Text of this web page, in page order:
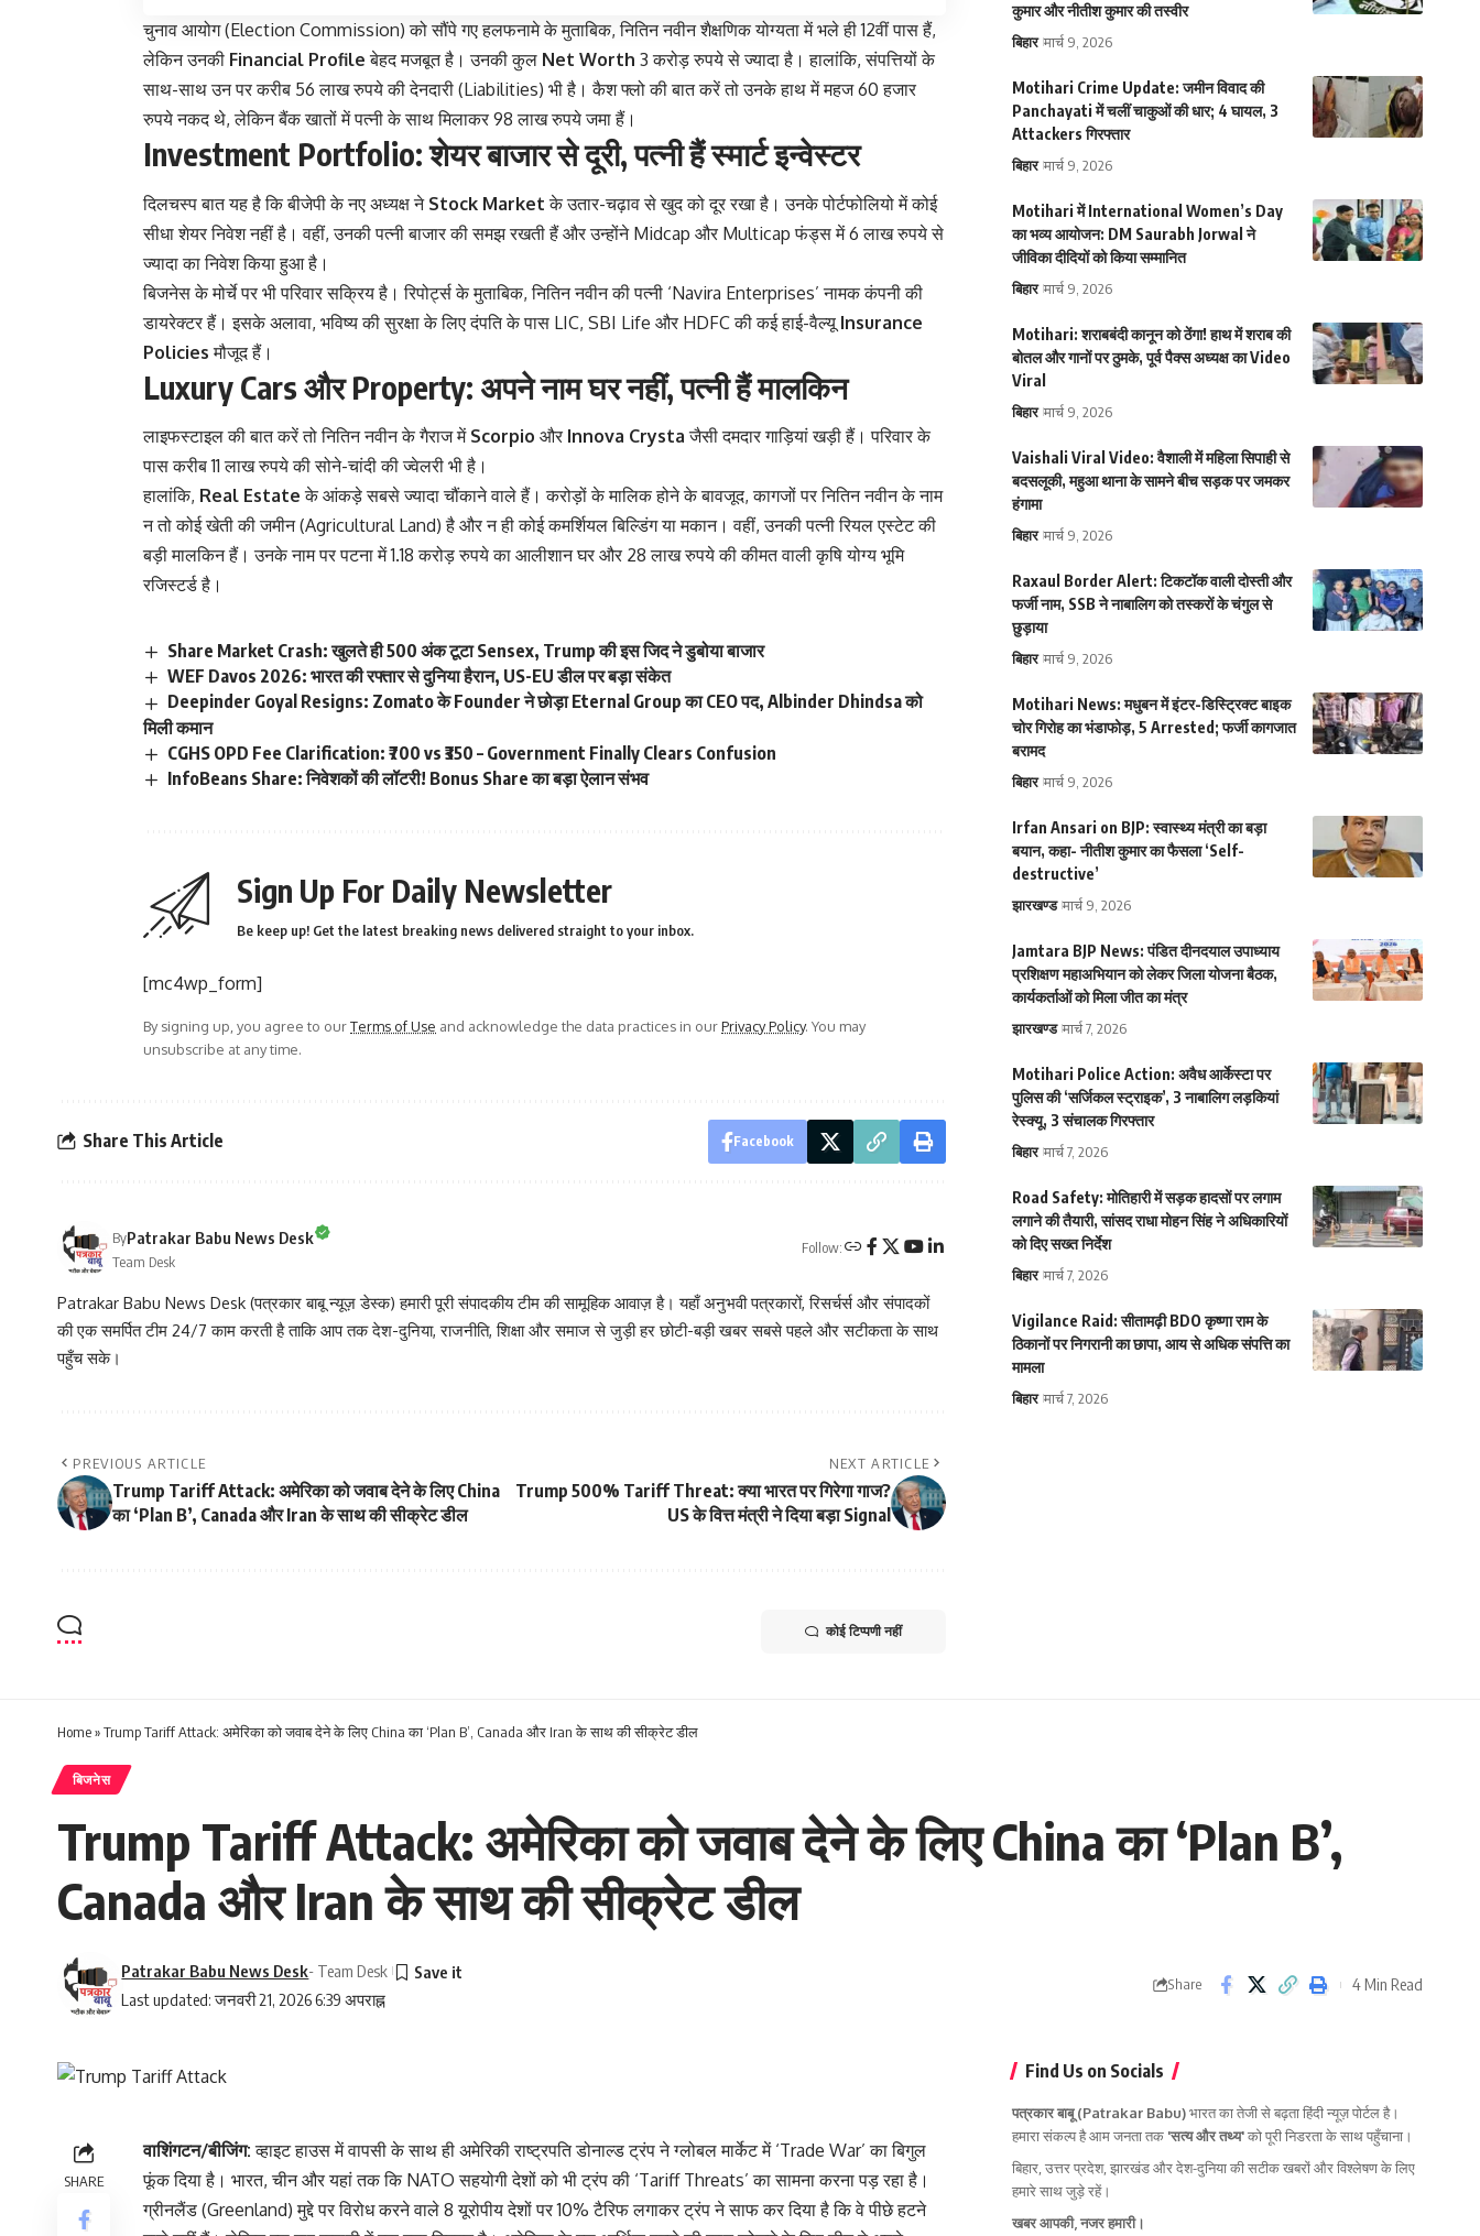
चुनाव आयोग (Election Commission) को सौंपे गए हलफनामे के मुताबिक, नितिन नवीन शैक्षणिक योग्यता में भले ही 12वीं पास हैं,
लेकिन उनकी Financial Profile बेहद मजबूत है। उनकी कुल Net Worth 3 करोड़ रुपये से ज्यादा है। हालांकि, संपत्तियों के
साथ-साथ उन पर करीब 56 लाख रुपये की देनदारी (Liabilities) भी है। कैश फ्लो की बात करें तो उनके हाथ में महज 60 हजार
रुपये नकद थे, लेकिन बैंक खातों में पत्नी के साथ मिलाकर 98 लाख रुपये जमा हैं।
Investment Portfolio: शेयर बाजार से दूरी, पत्नी हैं स्मार्ट इन्वेस्टर
दिलचस्प बात यह है कि बीजेपी के नए अध्यक्ष ने Stock Market के उतार-चढ़ाव से खुद को दूर रखा है। उनके पोर्टफोलियो में कोई
सीधा शेयर निवेश नहीं है। वहीं, उनकी पत्नी बाजार की समझ रखती हैं और उन्होंने Midcap और Multicap फंड्स में 6 लाख रुपये से
ज्यादा का निवेश किया हुआ है।
बिजनेस के मोर्चे पर भी परिवार सक्रिय है। रिपोर्ट्स के मुताबिक, नितिन नवीन की पत्नी ‘Navira Enterprises’ नामक कंपनी की
डायरेक्टर हैं। इसके अलावा, भविष्य की सुरक्षा के लिए दंपति के पास LIC, SBI Life और HDFC की कई हाई-वैल्यू Insurance
Policies मौजूद हैं।
Luxury Cars और Property: अपने नाम घर नहीं, पत्नी हैं मालकिन
लाइफस्टाइल की बात करें तो नितिन नवीन के गैराज में Scorpio और Innova Crysta जैसी दमदार गाड़ियां खड़ी हैं। परिवार के
पास करीब 11 लाख रुपये की सोने-चांदी की ज्वेलरी भी है।
हालांकि, Real Estate के आंकड़े सबसे ज्यादा चौंकाने वाले हैं। करोड़ों के मालिक होने के बावजूद, कागजों पर नितिन नवीन के नाम
न तो कोई खेती की जमीन (Agricultural Land) है और न ही कोई कमर्शियल बिल्डिंग या मकान। वहीं, उनकी पत्नी रियल एस्टेट की
बड़ी मालकिन हैं। उनके नाम पर पटना में 1.18 करोड़ रुपये का आलीशान घर और 28 लाख रुपये की कीमत वाली कृषि योग्य भूमि
रजिस्टर्ड है।
Share Market Crash: खुलते ही 500 अंक टूटा Sensex, Trump की इस जिद ने डुबोया बाजार
WEF Davos 2026: भारत की रफ्तार से दुनिया हैरान, US-EU डील पर बड़ा संकेत
Deepinder Goyal Resigns: Zomato के Founder ने छोड़ा Eternal Group का CEO पद, Albinder Dhindsa को
मिली कमान
CGHS OPD Fee Clarification: ₹700 vs ₹350 – Government Finally Clears Confusion
InfoBeans Share: निवेशकों की लॉटरी! Bonus Share का बड़ा ऐलान संभव
Sign Up For Daily Newsletter
Be keep up! Get the latest breaking news delivered straight to your inbox.
[mc4wp_form]
By signing up, you agree to ourTerms of Use and acknowledge the data practices in ourPrivacy Policy. You may
unsubscribe at any time.
Share This Article Facebook
ByPatrakar Babu News Desk
Team Desk
Follow:
Patrakar Babu News Desk (पत्रकार बाबू न्यूज़ डेस्क) हमारी पूरी संपादकीय टीम की सामूहिक आवाज़ है। यहाँ अनुभवी पत्रकारों, रिसर्चर्स और संपादकों
की एक समर्पित टीम 24/7 काम करती है ताकि आप तक देश-दुनिया, राजनीति, शिक्षा और समाज से जुड़ी हर छोटी-बड़ी खबर सबसे पहले और सटीकता के साथ
पहुँच सके।
PREVIOUS ARTICLE
Trump Tariff Attack: अमेरिका को जवाब देने के लिए China
का ‘Plan B’, Canada और Iran के साथ की सीक्रेट डील
NEXT ARTICLE
Trump 500% Tariff Threat: क्या भारत पर गिरेगा गाज?
US के वित्त मंत्री ने दिया बड़ा Signal
कोई टिप्पणी नहीं
कुमार और नीतीश कुमार की तस्वीर
बिहार मार्च 9, 2026
Motihari Crime Update: जमीन विवाद की
Panchayati में चलीं चाकुओं की धार; 4 घायल, 3
Attackers गिरफ्तार
बिहार मार्च 9, 2026
Motihari में International Women’s Day
का भव्य आयोजन: DM Saurabh Jorwal ने
जीविका दीदियों को किया सम्मानित
बिहार मार्च 9, 2026
Motihari: शराबबंदी कानून को ठेंगा! हाथ में शराब की
बोतल और गानों पर ठुमके, पूर्व पैक्स अध्यक्ष का Video
Viral
बिहार मार्च 9, 2026
Vaishali Viral Video: वैशाली में महिला सिपाही से
बदसलूकी, महुआ थाना के सामने बीच सड़क पर जमकर
हंगामा
बिहार मार्च 9, 2026
Raxaul Border Alert: टिकटॉक वाली दोस्ती और
फर्जी नाम, SSB ने नाबालिग को तस्करों के चंगुल से
छुड़ाया
बिहार मार्च 9, 2026
Motihari News: मधुबन में इंटर-डिस्ट्रिक्ट बाइक
चोर गिरोह का भंडाफोड़, 5 Arrested; फर्जी कागजात
बरामद
बिहार मार्च 9, 2026
Irfan Ansari on BJP: स्वास्थ्य मंत्री का बड़ा
बयान, कहा- नीतीश कुमार का फैसला ‘Self-
destructive’
झारखण्ड मार्च 9, 2026
Jamtara BJP News: पंडित दीनदयाल उपाध्याय
प्रशिक्षण महाअभियान को लेकर जिला योजना बैठक,
कार्यकर्ताओं को मिला जीत का मंत्र
झारखण्ड मार्च 7, 2026
Motihari Police Action: अवैध आर्केस्टा पर
पुलिस की ‘सर्जिकल स्ट्राइक’, 3 नाबालिग लड़कियां
रेस्क्यू, 3 संचालक गिरफ्तार
बिहार मार्च 7, 2026
Road Safety: मोतिहारी में सड़क हादसों पर लगाम
लगाने की तैयारी, सांसद राधा मोहन सिंह ने अधिकारियों
को दिए सख्त निर्देश
बिहार मार्च 7, 2026
Vigilance Raid: सीतामढ़ी BDO कृष्णा राम के
ठिकानों पर निगरानी का छापा, आय से अधिक संपत्ति का
मामला
बिहार मार्च 7, 2026
Home»Trump Tariff Attack: अमेरिका को जवाब देने के लिए China का ‘Plan B’, Canada और Iran के साथ की सीक्रेट डील
बिजनेस
Trump Tariff Attack: अमेरिका को जवाब देने के लिए China का ‘Plan B’,
Canada और Iran के साथ की सीक्रेट डील
Last updated: जनवरी 21, 2026 6:39 अपराह्न
Patrakar Babu News Desk- Team Desk
Share 4 Min Read
SHARE
वाशिंगटन/बीजिंग: व्हाइट हाउस में वापसी के साथ ही अमेरिकी राष्ट्रपति डोनाल्ड ट्रंप ने ग्लोबल मार्केट में ‘Trade War’ का बिगुल
फूंक दिया है। भारत, चीन और यहां तक कि NATO सहयोगी देशों को भी ट्रंप की ‘Tariff Threats’ का सामना करना पड़ रहा है।
ग्रीनलैंड (Greenland) मुद्दे पर विरोध करने वाले 8 यूरोपीय देशों पर 10% टैरिफ लगाकर ट्रंप ने साफ कर दिया है कि वे पीछे हटने
Find Us on Socials
पत्रकार बाबू (Patrakar Babu)भारत का तेजी से बढ़ता हिंदी न्यूज़ पोर्टल है।
हमारा संकल्प है आम जनता तक 'सत्य और तथ्य'को पूरी निडरता के साथ पहुँचाना।
बिहार, उत्तर प्रदेश, झारखंड और देश-दुनिया की सटीक खबरों और विश्लेषण के लिए
हमारे साथ जुड़े रहें।
खबर आपकी, नजर हमारी।